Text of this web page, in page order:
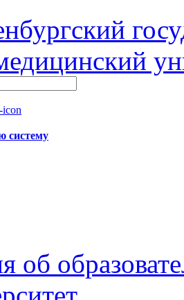
систему
об